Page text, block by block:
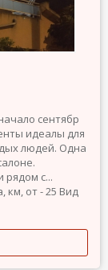
сентябр
идеалы для
людей. Одна
рядом с...
км, от - 25 Вид